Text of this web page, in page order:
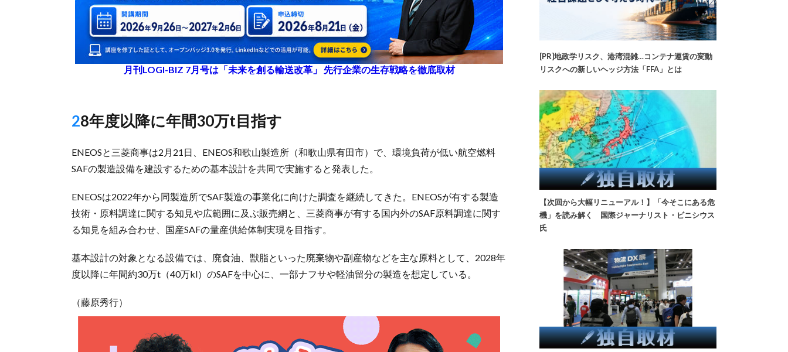
月刊LOGI-BIZ 7月号は「未来を創る輸送改革」 先行企業の生存戦略を徹底取材
28年度以降に年間30万t目指す
ENEOSと三菱商事は2月21日、ENEOS和歌山製造所（和歌山県有田市）で、環境負荷が低い航空燃料
SAFの製造設備を建設するための基本設計を共同で実施すると発表した。
ENEOSは2022年から同製造所でSAF製造の事業化に向けた調査を継続してきた。ENEOSが有する製造
技術・原料調達に関する知見や広範囲に及ぶ販売網と、三菱商事が有する国内外のSAF原料調達に関す
る知見を組み合わせ、国産SAFの量産供給体制実現を目指す。
基本設計の対象となる設備では、廃食油、獣脂といった廃棄物や副産物などを主な原料として、2028年
度以降に年間約30万t（40万kl）のSAFを中心に、一部ナフサや軽油留分の製造を想定している。
（藤原秀行）
[PR]地政学リスク、港湾混雑…コンテナ運賃の変動
リスクへの新しいヘッジ方法「FFA」とは
【次回から大幅リニューアル！】「今そこにある危
機」を読み解く 国際ジャーナリスト・ビニシウス
氏